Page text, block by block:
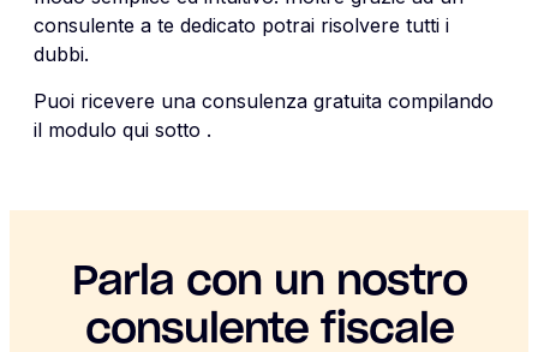
consulente a te dedicato potrai risolvere tutti i
dubbi.
Puoi ricevere una consulenza gratuita compilando
il modulo qui sotto .
Parla con un nostro
consulente fiscale